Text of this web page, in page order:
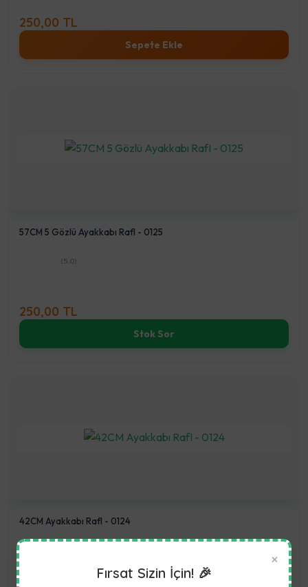
250,00 TL
Sepete Ekle
57CM 5 Gözlü Ayakkabı RafI - 0125
(5.0)
250,00 TL
Stok Sor
42CM Ayakkabı RafI - 0124
×
Fırsat Sizin İçin! 🎉